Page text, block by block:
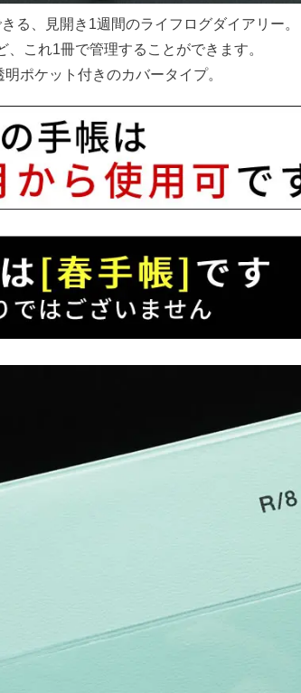
る、見開き1週間のライフログダイアリー。
これ1冊で管理することができます。
ポケット付きのカバータイプ。